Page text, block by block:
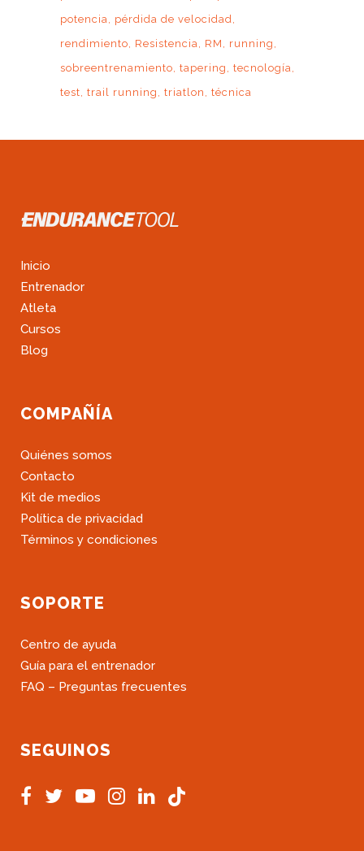
potencia
pérdida de velocidad
rendimiento
Resistencia RM
running
sobreentrenamiento tapering
tecnología
test trail running triatlon técnica
Inicio
Entrenador
Atleta
Cursos
Blog
COMPAÑÍA
Quiénes somos
Contacto
Kit de medios
Política de privacidad
Términos y condiciones
SOPORTE
Centro de ayuda
Guía para el entrenador
FAQ – Preguntas frecuentes
SEGUINOS